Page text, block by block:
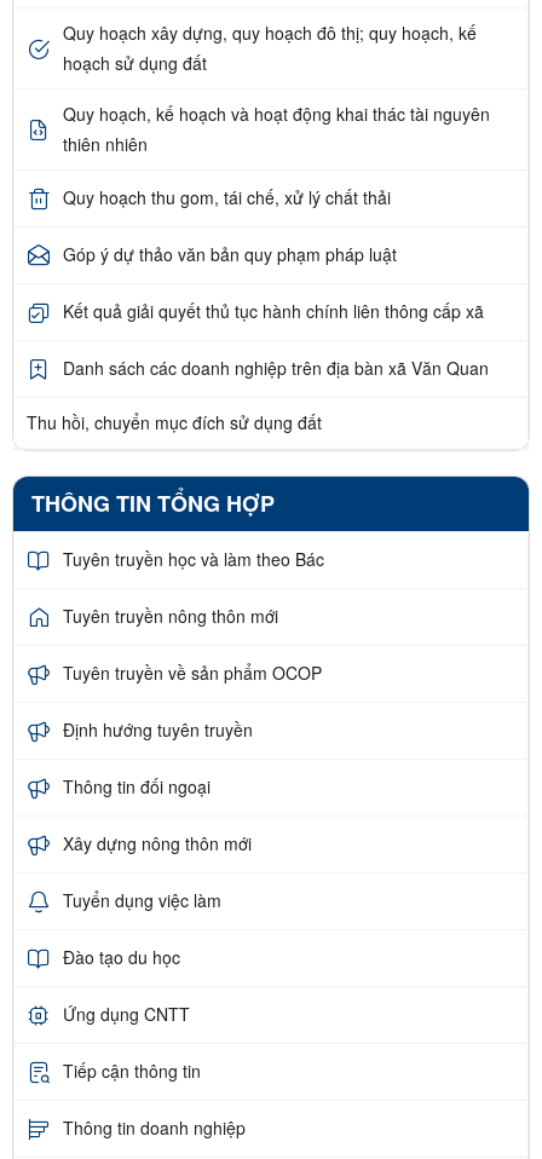
Quy hoạch xây dựng, quy hoạch đô thị; quy hoạch, kế
hoạch sử dụng đất
Quy hoạch, kế hoạch và hoạt động khai thác tài nguyên
thiên nhiên
Quy hoạch thu gom, tái chế, xử lý chất thải
Góp ý dự thảo văn bản quy phạm pháp luật
Kết quả giải quyết thủ tục hành chính liên thông cấp xã
Danh sách các doanh nghiệp trên địa bàn xã Văn Quan
Thu hồi, chuyển mục đích sử dụng đất
THÔNG TIN TỔNG HỢP
Tuyên truyền học và làm theo Bác
Tuyên truyền nông thôn mới
Tuyên truyền về sản phẩm OCOP
Định hướng tuyên truyền
Thông tin đối ngoại
Xây dựng nông thôn mới
Tuyển dụng việc làm
Đào tạo du học
Ứng dụng CNTT
Tiếp cận thông tin
Thông tin doanh nghiệp